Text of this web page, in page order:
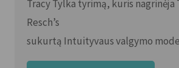
Tracy Tylka tyrimą, kuris nagrinėja
Resch’s
sukurtą Intuityvaus valgymo